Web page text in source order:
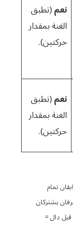
نعم(تطبق
الغنة بمقدار
حركتين).
نعم(تطبق
الغنة بمقدار
حركتين).
تمام
يشتركان
دال =